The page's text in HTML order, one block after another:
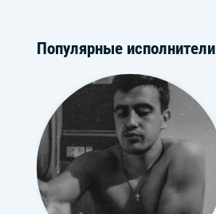
Популярные исполнители